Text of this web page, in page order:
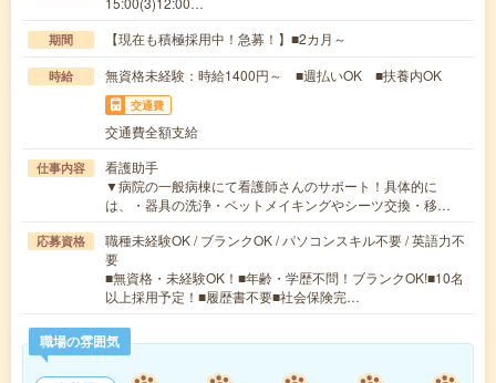
期間 【現在も積極採用中！急募！】■2カ月～
時給 無資格未経験：時給1400円～ ■週払いOK ■扶養内OK
交通費
交通費全額支給
仕事内容
看護助手
▼病院の一般病棟にて看護師さんのサポート！具体的に
は、・器具の洗浄・ベットメイキングやシーツ交換・移…
応募資格
職種未経験OK / ブランクOK / パソコンスキル不要 / 英語力不
要
■無資格・未経験OK！■年齢・学歴不問！ブランクOK!■10名
以上採用予定！■履歴書不要■社会保険完…
職場の雰囲気